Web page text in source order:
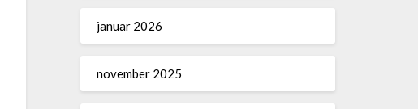
januar 2026
november 2025